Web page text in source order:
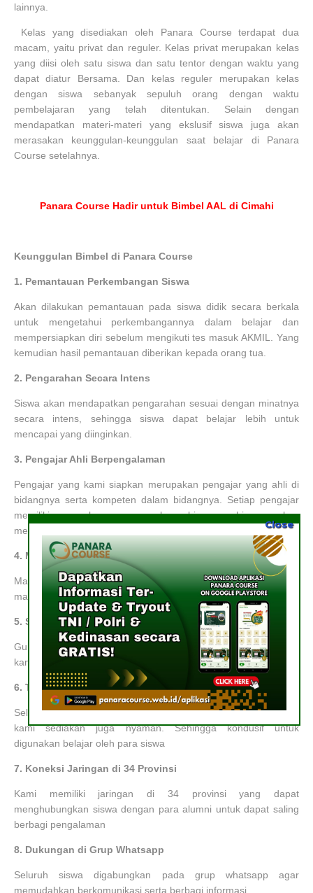
lainnya.
Kelas yang disediakan oleh Panara Course terdapat dua
macam, yaitu privat dan reguler. Kelas privat merupakan kelas
yang diisi oleh satu siswa dan satu tentor dengan waktu yang
dapat diatur Bersama. Dan kelas reguler merupakan kelas
dengan siswa sebanyak sepuluh orang dengan waktu
pembelajaran yang telah ditentukan. Selain dengan
mendapatkan materi-materi yang ekslusif siswa juga akan
merasakan keunggulan-keunggulan saat belajar di Panara
Course setelahnya.
Panara Course Hadir untuk Bimbel AAL di Cimahi
Keunggulan Bimbel di Panara Course
1. Pemantauan Perkembangan Siswa
Akan dilakukan pemantauan pada siswa didik secara berkala
untuk mengetahui perkembangannya dalam belajar dan
mempersiapkan diri sebelum mengikuti tes masuk AKMIL. Yang
kemudian hasil pemantauan diberikan kepada orang tua.
2. Pengarahan Secara Intens
Siswa akan mendapatkan pengarahan sesuai dengan minatnya
secara intens, sehingga siswa dapat belajar lebih untuk
mencapai yang diinginkan.
3. Pengajar Ahli Berpengalaman
Pengajar yang kami siapkan merupakan pengajar yang ahli di
bidangnya serta kompeten dalam bidangnya. Setiap pengajar
memiliki pengalaman yang luar biasa, sehingga akan
memberikan materi yang berkualitas.
4. Materi Ekslusif dan Terbaru
Materi yang kami berikan kepada siswa merupakan materi-
materi yang spesifik dan terbaru sesuai dengan minat siswa.
5. Sistem Pembelajaran yang Menyenangkan
Guna memaksimalkan materi yang diterima oleh siswa, maka
kami menerapkan sistem belajar mengajar yang menyenangkan
6. Tempat Belajar yang Nyaman
Selain sistem belajar yang menyenangkan, tempat belajar yang
kami sediakan juga nyaman. Sehingga kondusif untuk
digunakan belajar oleh para siswa
7. Koneksi Jaringan di 34 Provinsi
Kami memiliki jaringan di 34 provinsi yang dapat
menghubungkan siswa dengan para alumni untuk dapat saling
berbagi pengalaman
8. Dukungan di Grup Whatsapp
Seluruh siswa digabungkan pada grup whatsapp agar
memudahkan berkomunikasi serta berbagi informasi.
Close